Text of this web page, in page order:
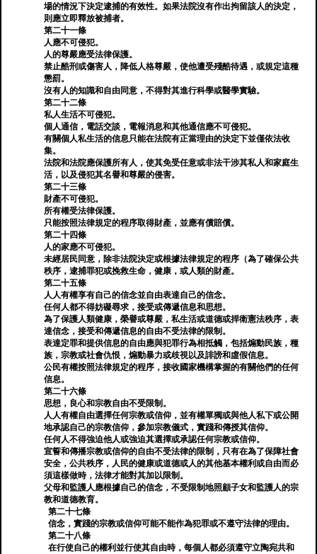
場的情況下決定逮捕的有效性。如果法院沒有作出拘留該人的決定，
則應立即釋放被捕者。
第二十一條
人應不可侵犯。
人的尊嚴應受法律保護。
禁止酷刑或傷害人，降低人格尊嚴，使他遭受殘酷待遇，或規定這種
懲罰。
沒有人的知識和自由同意，不得對其進行科學或醫學實驗。
第二十二條
私人生活不可侵犯。
個人通信，電話交談，電報消息和其他通信應不可侵犯。
有關個人私生活的信息只能在法院有正當理由的決定下並僅依法收
集。
法院和法院應保護所有人，使其免受任意或非法干涉其私人和家庭生
活，以及侵犯其名譽和尊嚴的侵害。
第二十三條
財產不可侵犯。
所有權受法律保護。
只能按照法律規定的程序取得財產，並應有償賠償。
第二十四條
人的家應不可侵犯。
未經居民同意，除非法院決定或根據法律規定的程序（為了確保公共
秩序，逮捕罪犯或挽救生命，健康，或人類的財產。
第二十五條
人人有權享有自己的信念並自由表達自己的信念。
任何人都不得妨礙尋求，接受或傳遞信息和思想。
為了保護人類健康，榮譽或尊嚴，私生活或道德或捍衛憲法秩序，表
達信念，接受和傳遞信息的自由不受法律的限制。
表達定罪和提供信息的自由應與犯罪行為相抵觸，包括煽動民族，種
族，宗教或社會仇恨，煽動暴力或歧視以及誹謗和虛假信息。
公民有權按照法律規定的程序，接收國家機構掌握的有關他們的任何
信息。
第二十六條
思想，良心和宗教自由不受限制。
人人有權自由選擇任何宗教或信仰，並有權單獨或與他人私下或公開
地承認自己的宗教信仰，參加宗教儀式，實踐和傳授其信仰。
任何人不得強迫他人或強迫其選擇或承認任何宗教或信仰。
宣誓和傳播宗教或信仰的自由不受法律的限制，只有在為了保障社會
安全，公共秩序，人民的健康或道德或人的其他基本權利或自由而必
須這樣做時，法律才能對其加以限制。
父母和監護人應根據自己的信念，不受限制地照顧子女和監護人的宗
教和道德教育。
第二十七條
信念，實踐的宗教或信仰可能不能作為犯罪或不遵守法律的理由。
第二十八條
在行使自己的權利並行使其自由時，每個人都必須遵守立陶宛共和